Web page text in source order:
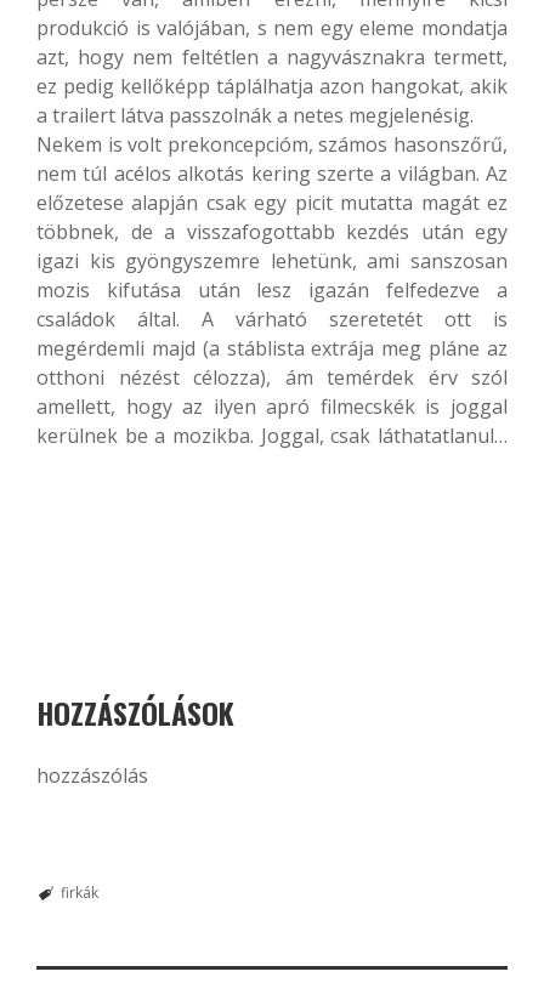
produkció is valójában, s nem egy eleme mondatja
azt, hogy nem feltétlen a nagyvásznakra termett,
ez pedig kellőképp táplálhatja azon hangokat, akik
a trailert látva passzolnák a netes megjelenésig.
Nekem is volt prekoncepcióm, számos hasonszőrű,
nem túl acélos alkotás kering szerte a világban. Az
előzetese alapján csak egy picit mutatta magát ez
többnek, de a visszafogottabb kezdés után egy
igazi kis gyöngyszemre lehetünk, ami sanszosan
mozis kifutása után lesz igazán felfedezve a
családok által. A várható szeretetét ott is
megérdemli majd (a stáblista extrája meg pláne az
otthoni nézést célozza), ám temérdek érv szól
amellett, hogy az ilyen apró filmecskék is joggal
kerülnek be a mozikba. Joggal, csak láthatatlanul…
HOZZÁSZÓLÁSOK
hozzászólás
firkák